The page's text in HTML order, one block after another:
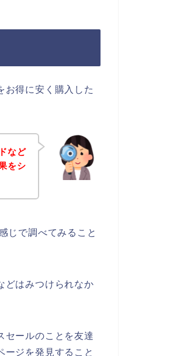
お得に安く購入した
など
をシ
じで調べてみること
どはみつけられなか
セールのことを友達
ージを発見すること